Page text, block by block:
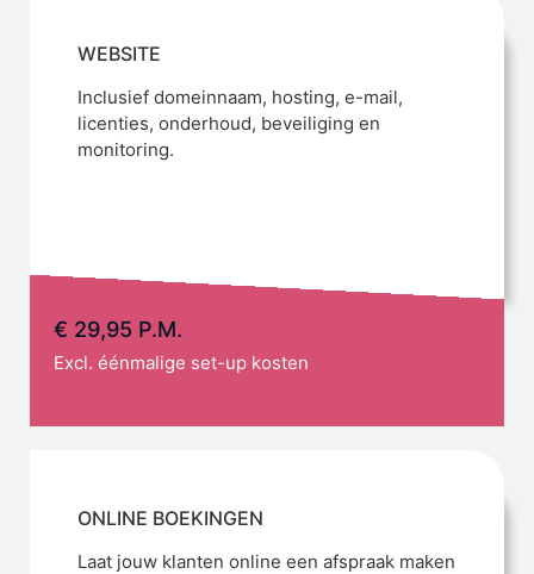
WEBSITE
Inclusief domeinnaam, hosting, e-mail,
licenties, onderhoud, beveiliging en
monitoring.
€ 29,95 P.M.
Excl. éénmalige set-up kosten
ONLINE BOEKINGEN
Laat jouw klanten online een afspraak maken